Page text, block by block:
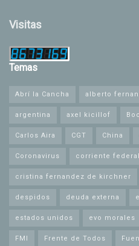
Visitas
Temas
Abrí la Cancha alberto
argentina axel kicillof
Carlos Aira CGT China
Coronavirus corriente
cristina fernandez de kirchner
despidos deuda externa
estados unidos evo morales
FMI Frente de Todos